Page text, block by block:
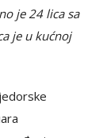
je 24 lica sa
je u kućnoj